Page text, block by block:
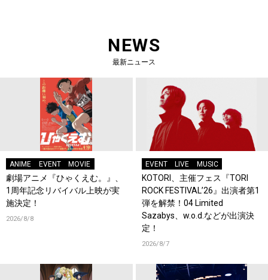
NEWS
最新ニュース
ANIME EVENT MOVIE
劇場アニメ『ひゃくえむ。』、
1周年記念リバイバル上映が実
施決定！
2026/8/8
EVENT LIVE MUSIC
KOTORI、主催フェス『TORI
ROCK FESTIVAL’26』出演者第1
弾を解禁！04 Limited
Sazabys、w.o.d.などが出演決
定！
2026/8/7